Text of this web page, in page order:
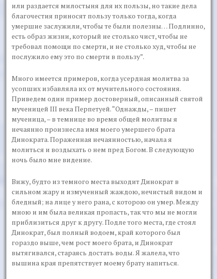
или раздается милостыня для их пользы, но такие дела
благочестия приносят пользу только тогда, когда
умершие заслужили, чтобы те были полезны… Подлинно,
есть образ жизни, который не столько чист, чтобы не
требовал помощи по смерти, и не столько худ, чтобы не
послужило ему это по смерти в пользу”.
Много имеется примеров, когда усердная молитва за
усопших избавляла их от мучительного состояния.
Приведем один пример достоверный, описанный святой
мученицей III века Перпетуей. “Однажды, – пишет
мученица, – в темнице во время общей молитвы я
нечаянно произнесла имя моего умершего брата
Динократа. Пораженная нечаянностью, начала я
молиться и воздыхать о нем пред Богом. В следующую
ночь было мне видение.
Вижу, будто из темного места выходит Динократ в
сильном жару и измученный жаждою, нечистый видом и
бледный; на лице у него рана, с которою он умер. Между
мною и им была великая пропасть, так что мы не могли
приблизиться друг к другу. Подле того места, где стоял
Динократ, был полный водоем, край которого был
гораздо выше, чем рост моего брата, и Динократ
вытягивался, стараясь достать воды. Я жалела, что
вышина края препятствует моему брату напиться.